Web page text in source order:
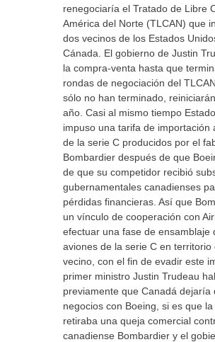
renegociaría el Tratado de Libre
América del Norte (TLCAN) que
dos vecinos de los Estados
Cánada. El gobierno de Justin
la compra-venta hasta que
rondas de negociación del
sólo no han terminado,
año. Casi al mismo tiempo
impuso una tarifa de importación
de la serie C producidos por el
Bombardier después de que
de que su competidor recibió
gubernamentales canadienses
pérdidas financieras. Así que
un vínculo de cooperación con
efectuar una fase de ensamblaje
aviones de la serie C en territorio
vecino, con el fin de evadir este
primer ministro Justin Trudeau
previamente que Canadá dejaría
negocios con Boeing, si es que la
retiraba una queja comercial
canadiense Bombardier y el